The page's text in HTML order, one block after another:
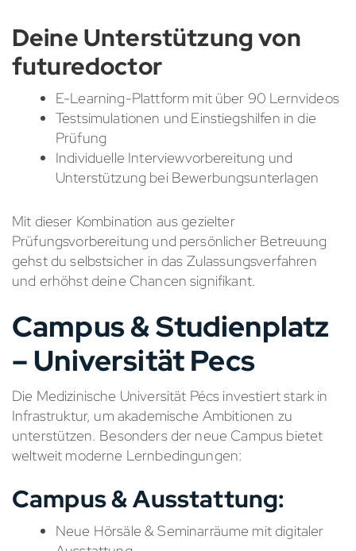
Deine Unterstützung von
futuredoctor
E-Learning-Plattform mit über 90 Lernvideos
Testsimulationen und Einstiegshilfen in die
Prüfung
Individuelle Interviewvorbereitung und
Unterstützung bei Bewerbungsunterlagen
Mit dieser Kombination aus gezielter
Prüfungsvorbereitung und persönlicher Betreuung
gehst du selbstsicher in das Zulassungsverfahren
und erhöhst deine Chancen signifikant.
Campus & Studienplatz
– Universität Pecs
Die Medizinische Universität Pécs investiert stark in
Infrastruktur, um akademische Ambitionen zu
unterstützen. Besonders der neue Campus bietet
weltweit moderne Lernbedingungen:
Campus & Ausstattung:
Neue Hörsäle & Seminarräume mit digitaler